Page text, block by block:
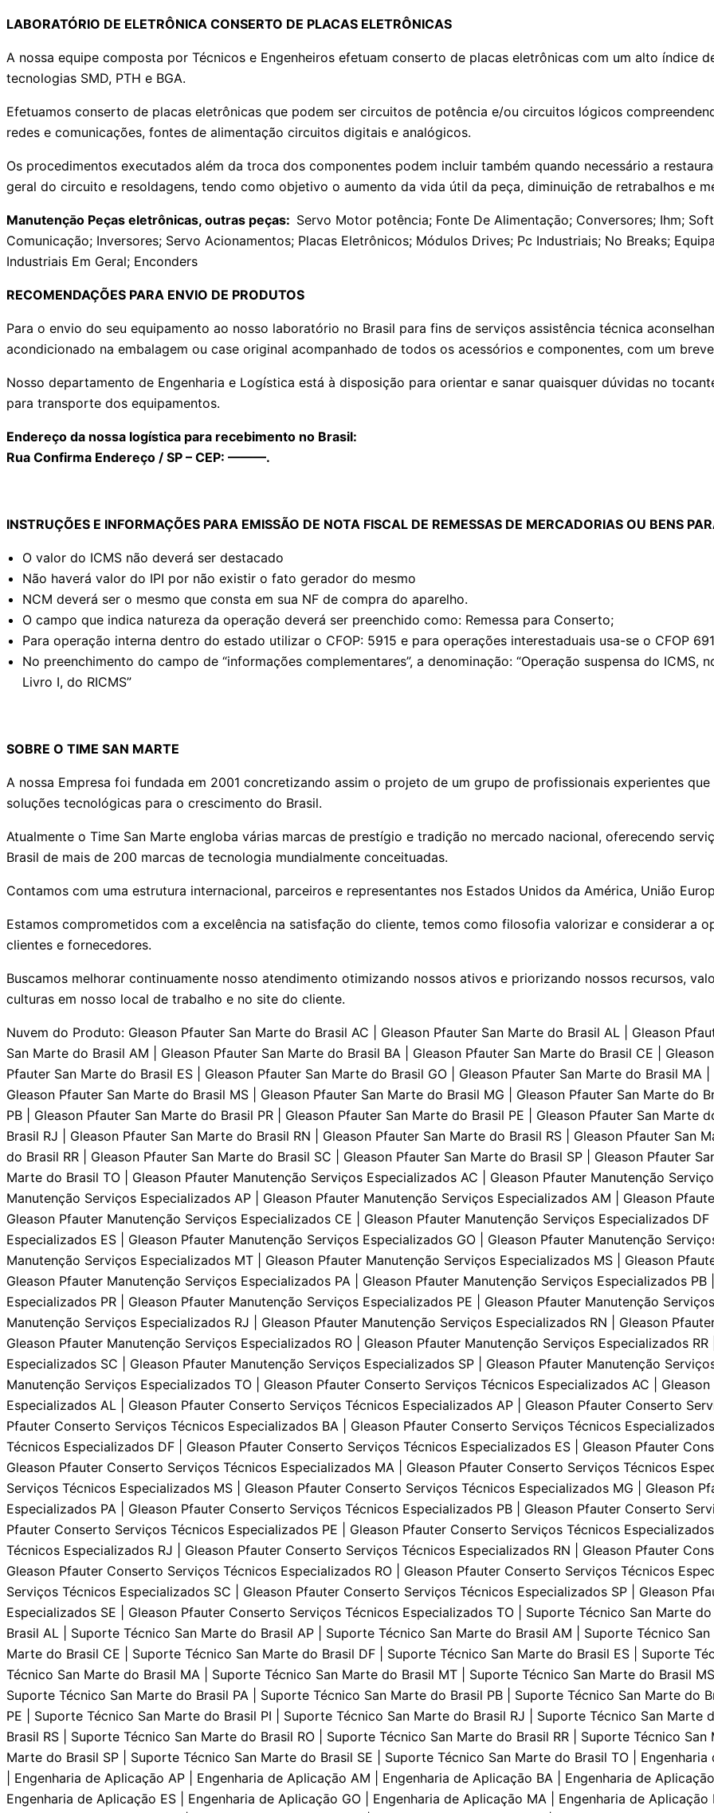
LABORATÓRIO DE ELETRÔNICA CONSERTO DE PLACAS ELETRÔNICAS
A nossa equipe composta por Técnicos e Engenheiros efetuam conserto de placas eletrônicas com um alto índice
tecnologias SMD, PTH e BGA.
Efetuamos conserto de placas eletrônicas que podem ser circuitos de potência e/ou circuitos lógicos
redes e comunicações, fontes de alimentação circuitos digitais e analógicos.
Os procedimentos executados além da troca dos componentes podem incluir também quando necessário a
geral do circuito e resoldagens, tendo como objetivo o aumento da vida útil da peça, diminuição de retrabalhos e
Manutençāo Peças eletrônicas, outras peças: Servo Motor potência; Fonte De Alimentaçāo; Conversores; Ihm;
Comunicação; Inversores; Servo Acionamentos; Placas Eletrônicos; Módulos Drives; Pc Industriais; No Breaks;
Industriais Em Geral; Enconders
RECOMENDAÇÕES PARA ENVIO DE PRODUTOS
Para o envio do seu equipamento ao nosso laboratório no Brasil para fins de serviços assistência técnica
acondicionado na embalagem ou case original acompanhado de todos os acessórios e componentes, com um
Nosso departamento de Engenharia e Logística está à disposição para orientar e sanar quaisquer dúvidas no
para transporte dos equipamentos.
Endereço da nossa logística para recebimento no Brasil:
Rua Confirma Endereço / SP – CEP: ———.
INSTRUÇÕES E INFORMAÇÕES PARA EMISSÃO DE NOTA FISCAL DE REMESSAS DE MERCADORIAS OU BENS
O valor do ICMS não deverá ser destacado
Não haverá valor do IPI por não existir o fato gerador do mesmo
NCM deverá ser o mesmo que consta em sua NF de compra do aparelho.
O campo que indica natureza da operação deverá ser preenchido como: Remessa para Conserto;
Para operação interna dentro do estado utilizar o CFOP: 5915 e para operações interestaduais usa-se o CFOP
No preenchimento do campo de “informações complementares”, a denominação: “Operação suspensa do ICMS,
Livro I, do RICMS”
SOBRE O TIME SAN MARTE
A nossa Empresa foi fundada em 2001 concretizando assim o projeto de um grupo de profissionais experientes
soluções tecnológicas para o crescimento do Brasil.
Atualmente o Time San Marte engloba várias marcas de prestígio e tradição no mercado nacional, oferecendo
Brasil de mais de 200 marcas de tecnologia mundialmente conceituadas.
Contamos com uma estrutura internacional, parceiros e representantes nos Estados Unidos da América, União
Estamos comprometidos com a excelência na satisfação do cliente, temos como filosofia valorizar e considerar a
clientes e fornecedores.
Buscamos melhorar continuamente nosso atendimento otimizando nossos ativos e priorizando nossos recursos,
culturas em nosso local de trabalho e no site do cliente.
Nuvem do Produto: Gleason Pfauter San Marte do Brasil AC | Gleason Pfauter San Marte do Brasil AL | Gleason Pfauter San Marte do Brasil AP | Gleason Pfauter San Marte do Brasil AM | Gleason Pfauter San Marte do Brasil BA | Gleason Pfauter San Marte do Brasil CE | Gleason Pfauter San Marte do Brasil DF | Gleason Pfauter San Marte do Brasil ES | Gleason Pfauter San Marte do Brasil GO | Gleason Pfauter San Marte do Brasil MA | Gleason Pfauter San Marte do Brasil MT | Gleason Pfauter San Marte do Brasil MS | Gleason Pfauter San Marte do Brasil MG | Gleason Pfauter San Marte do Brasil PA | Gleason Pfauter San Marte do Brasil PB | Gleason Pfauter San Marte do Brasil PR | Gleason Pfauter San Marte do Brasil PE | Gleason Pfauter San Marte do Brasil PI | Gleason Pfauter San Marte do Brasil RJ | Gleason Pfauter San Marte do Brasil RN | Gleason Pfauter San Marte do Brasil RS | Gleason Pfauter San Marte do Brasil RO | Gleason Pfauter San Marte do Brasil RR | Gleason Pfauter San Marte do Brasil SC | Gleason Pfauter San Marte do Brasil SP | Gleason Pfauter San Marte do Brasil SE | Gleason Pfauter San Marte do Brasil TO | Gleason Pfauter Manutenção Serviços Especializados AC | Gleason Pfauter Manutenção Serviços Especializados AL | Gleason Pfauter Manutenção Serviços Especializados AP | Gleason Pfauter Manutenção Serviços Especializados AM | Gleason Pfauter Manutenção Serviços Especializados BA | Gleason Pfauter Manutenção Serviços Especializados CE | Gleason Pfauter Manutenção Serviços Especializados DF | Gleason Pfauter Manutenção Serviços Especializados ES | Gleason Pfauter Manutenção Serviços Especializados GO | Gleason Pfauter Manutenção Serviços Especializados MA | Gleason Pfauter Manutenção Serviços Especializados MT | Gleason Pfauter Manutenção Serviços Especializados MS | Gleason Pfauter Manutenção Serviços Especializados MG | Gleason Pfauter Manutenção Serviços Especializados PA | Gleason Pfauter Manutenção Serviços Especializados PB | Gleason Pfauter Manutenção Serviços Especializados PR | Gleason Pfauter Manutenção Serviços Especializados PE | Gleason Pfauter Manutenção Serviços Especializados PI | Gleason Pfauter Manutenção Serviços Especializados RJ | Gleason Pfauter Manutenção Serviços Especializados RN | Gleason Pfauter Manutenção Serviços Especializados RS | Gleason Pfauter Manutenção Serviços Especializados RO | Gleason Pfauter Manutenção Serviços Especializados RR | Gleason Pfauter Manutenção Serviços Especializados SC | Gleason Pfauter Manutenção Serviços Especializados SP | Gleason Pfauter Manutenção Serviços Especializados SE | Gleason Pfauter Manutenção Serviços Especializados TO | Gleason Pfauter Conserto Serviços Técnicos Especializados AC | Gleason Pfauter Conserto Serviços Técnicos Especializados AL | Gleason Pfauter Conserto Serviços Técnicos Especializados AP | Gleason Pfauter Conserto Serviços Técnicos Especializados AM | Gleason Pfauter Conserto Serviços Técnicos Especializados BA | Gleason Pfauter Conserto Serviços Técnicos Especializados CE | Gleason Pfauter Conserto Serviços Técnicos Especializados DF | Gleason Pfauter Conserto Serviços Técnicos Especializados ES | Gleason Pfauter Conserto Serviços Técnicos Especializados GO | Gleason Pfauter Conserto Serviços Técnicos Especializados MA | Gleason Pfauter Conserto Serviços Técnicos Especializados MT | Gleason Pfauter Conserto Serviços Técnicos Especializados MS | Gleason Pfauter Conserto Serviços Técnicos Especializados MG | Gleason Pfauter Conserto Serviços Técnicos Especializados PA | Gleason Pfauter Conserto Serviços Técnicos Especializados PB | Gleason Pfauter Conserto Serviços Técnicos Especializados PR | Gleason Pfauter Conserto Serviços Técnicos Especializados PE | Gleason Pfauter Conserto Serviços Técnicos Especializados PI | Gleason Pfauter Conserto Serviços Técnicos Especializados RJ | Gleason Pfauter Conserto Serviços Técnicos Especializados RN | Gleason Pfauter Conserto Serviços Técnicos Especializados RS | Gleason Pfauter Conserto Serviços Técnicos Especializados RO | Gleason Pfauter Conserto Serviços Técnicos Especializados RR | Gleason Pfauter Conserto Serviços Técnicos Especializados SC | Gleason Pfauter Conserto Serviços Técnicos Especializados SP | Gleason Pfauter Conserto Serviços Técnicos Especializados SE | Gleason Pfauter Conserto Serviços Técnicos Especializados TO | Suporte Técnico San Marte do Brasil AC | Suporte Técnico San Marte do Brasil AL | Suporte Técnico San Marte do Brasil AP | Suporte Técnico San Marte do Brasil AM | Suporte Técnico San Marte do Brasil BA | Suporte Técnico San Marte do Brasil CE | Suporte Técnico San Marte do Brasil DF | Suporte Técnico San Marte do Brasil ES | Suporte Técnico San Marte do Brasil GO | Suporte Técnico San Marte do Brasil MA | Suporte Técnico San Marte do Brasil MT | Suporte Técnico San Marte do Brasil MS | Suporte Técnico San Marte do Brasil MG | Suporte Técnico San Marte do Brasil PA | Suporte Técnico San Marte do Brasil PB | Suporte Técnico San Marte do Brasil PR | Suporte Técnico San Marte do Brasil PE | Suporte Técnico San Marte do Brasil PI | Suporte Técnico San Marte do Brasil RJ | Suporte Técnico San Marte do Brasil RN | Suporte Técnico San Marte do Brasil RS | Suporte Técnico San Marte do Brasil RO | Suporte Técnico San Marte do Brasil RR | Suporte Técnico San Marte do Brasil SC | Suporte Técnico San Marte do Brasil SP | Suporte Técnico San Marte do Brasil SE | Suporte Técnico San Marte do Brasil TO | Engenharia de Aplicaçāo AC | Engenharia de Aplicaçāo AL | Engenharia de Aplicaçāo AP | Engenharia de Aplicaçāo AM | Engenharia de Aplicaçāo BA | Engenharia de Aplicaçāo CE | Engenharia de Aplicaçāo DF | Engenharia de Aplicaçāo ES | Engenharia de Aplicaçāo GO | Engenharia de Aplicaçāo MA | Engenharia de Aplicaçāo MT | Engenharia de Aplicaçāo MS | Engenharia de Aplicaçāo MG | Engenharia de Aplicaçāo PA | Engenharia de Aplicaçāo PB | Engenharia de Aplicaçāo PR | Engenharia de Aplicaçāo PE | Engenharia de Aplicaçāo PI | Engenharia de Aplicaçāo RJ | Engenharia de Aplicaçāo RN | Engenharia de Aplicaçāo RS | Engenharia de Aplicaçāo RO | Engenharia de Aplicaçāo RR | Engenharia de Aplicaçāo SC | Engenharia de Aplicaçāo SP | Engenharia de Aplicaçāo SE | Engenharia de Aplicaçāo TO | San Marte do Brasil Atendimento AC | San Marte do Brasil Atendimento AL | San Marte do Brasil Atendimento AP | San Marte do Brasil Atendimento AM | San Marte do Brasil Atendimento BA | San Marte do Brasil Atendimento CE | San Marte do Brasil Atendimento DF | San Marte do Brasil Atendimento ES | San Marte do Brasil Atendimento GO | San Marte do Brasil Atendimento MA | San Marte do Brasil Atendimento MT | San Marte do Brasil Atendimento MS | San Marte do Brasil Atendimento MG | San Marte do Brasil Atendimento PA | San Marte do Brasil Atendimento PB | San Marte do Brasil Atendimento PR | San Marte do Brasil Atendimento PE | San Marte do Brasil Atendimento PI | San Marte do Brasil Atendimento RJ | San Marte do Brasil Atendimento RN | San Marte do Brasil Atendimento RS | San Marte do Brasil Atendimento RO | San Marte do Brasil Atendimento RR | San